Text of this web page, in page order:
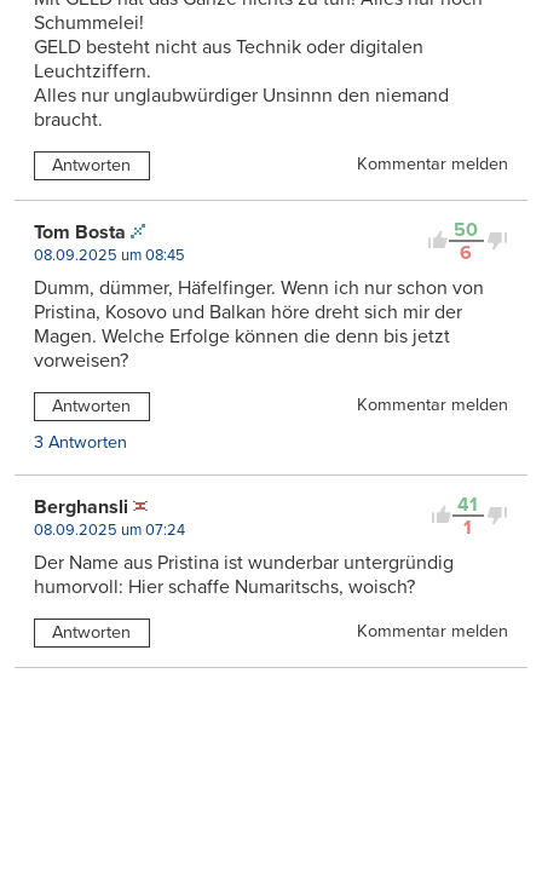
Schummelei!
GELD besteht nicht aus Technik oder digitalen
Leuchtziffern.
Alles nur unglaubwürdiger Unsinnn den niemand
braucht.
Antworten Kommentar melden
50
6
Tom Bosta
08.09.2025 um 08:45
Dumm, dümmer, Häfelfinger. Wenn ich nur schon von
Pristina, Kosovo und Balkan höre dreht sich mir der
Magen. Welche Erfolge können die denn bis jetzt
vorweisen?
Antworten
Kommentar melden
3 Antworten
41
1
Berghansli
08.09.2025 um 07:24
Der Name aus Pristina ist wunderbar untergründig
humorvoll: Hier schaffe Numaritschs, woisch?
Antworten Kommentar melden